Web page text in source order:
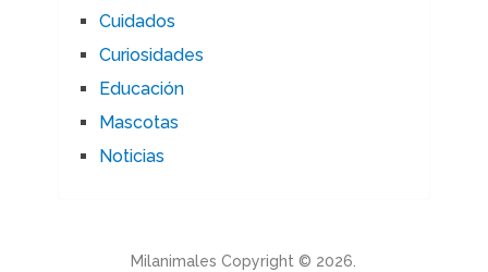
Cuidados
Curiosidades
Educación
Mascotas
Noticias
Milanimales Copyright © 2026.